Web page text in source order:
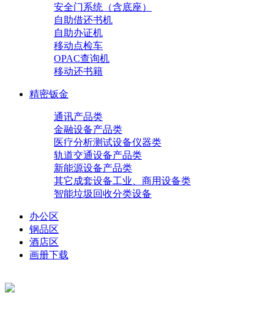
安全门系统（含底座）
自助借还书机
自助办证机
移动点检车
OPAC查询机
移动还书籍
精密钣金
通讯产品类
金融设备产品类
医疗分析测试设备仪器类
轨道交通设备产品类
新能源设备产品类
其它成套设备工业、商用设备类
智能垃圾回收分类设备
办公区
钢品区
酒店区
画册下载